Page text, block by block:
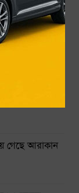
ঢুকতে বিশৃঙ্খলা
দগ্ধ ৩
গেছে আরাকান